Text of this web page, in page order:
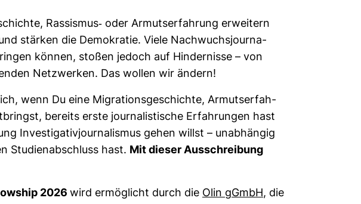
Ras­sismus-​​ oder Armuts­er­fah­rung erwei­tern
stärken die Demo­kratie. Viele Nach­wuchs­jour­na­
können, stoßen jedoch auf Hin­der­nisse – von
Netz­werken. Das wollen wir ändern!
wenn Du eine Migra­ti­ons­ge­schichte, Armuts­er­fah­
bereits erste jour­na­lis­ti­sche Erfah­rungen hast
Inves­ti­ga­ti­vjour­na­lismus gehen willst – unab­hängig
Stu­di­en­ab­schluss hast. Mit dieser Aus­schrei­bung
2026 wird ermög­licht durch die Olin gGmbH, die